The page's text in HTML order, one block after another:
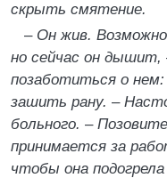
скрыть смятение.
– Он жив.
но сейчас он дышит,
позаботиться о
зашить рану. –
больного. –
принимается за
чтобы она